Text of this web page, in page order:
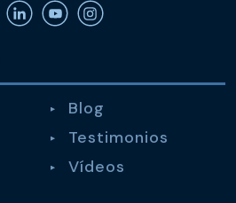
Blog
Testimonios
Vídeos